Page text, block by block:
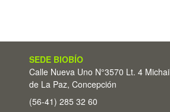
SEDE BIOBÍO
Calle Nueva Uno N°3570 Lt. 4
de La Paz, Concepción
(56-41) 285 32 60